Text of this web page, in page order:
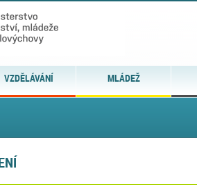
VZDĚLÁVÁNÍ MLÁDEŽ